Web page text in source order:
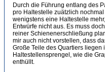
Durch die Führung entlang des
pro Haltestelle zuätzlich
wenigstens eine Haltestelle
Entwürfe nicht aus. Es muss
reiner Schienenerschließung
mir auch nicht vorstellen, dass
Große Teile des Quartiers liegen
Haltestellensprengel, wie die
enthüllt.